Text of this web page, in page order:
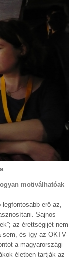
motiválhatóak
erő az,
Sajnos
az érettségijét nem
sem, és így az OKTV-
a magyarországi
életben tartják az